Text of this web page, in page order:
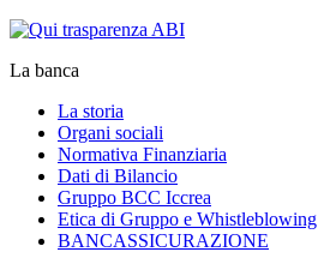
La banca
La storia
Organi sociali
Normativa Finanziaria
Dati di Bilancio
Gruppo BCC Iccrea
Etica di Gruppo e Whistleblowing
BANCASSICURAZIONE